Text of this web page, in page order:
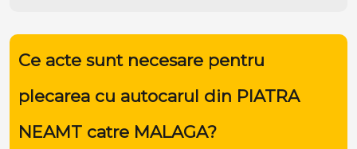
Ce acte sunt necesare pentru
plecarea cu autocarul din PIATRA
NEAMT catre MALAGA?